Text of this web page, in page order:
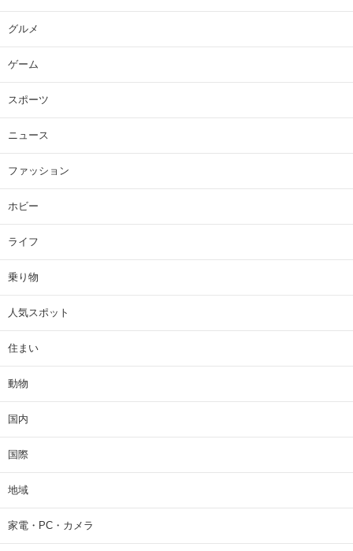
グルメ
ゲーム
スポーツ
ニュース
ファッション
ホビー
ライフ
乗り物
人気スポット
住まい
動物
国内
国際
地域
家電・PC・カメラ